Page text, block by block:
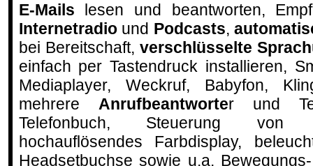
E-Mails lesen und beantworten,
Internetradiound Podcasts,
bei Bereitschaft, verschlüsselte
einfach per Tastendruck installieren,
Mediaplayer, Weckruf, Babyfon,
mehrere Anrufbeantworter und
Telefonbuch, Steuerung
hochauflösendes Farbdisplay,
Headsetbuchse sowie u.a.